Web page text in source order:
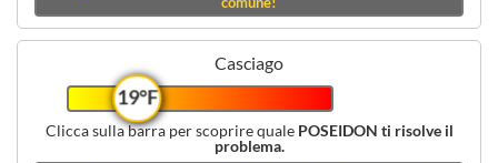
Casciago
19°F
Clicca sulla barra per scoprire quale POSEIDON ti risolve il
problema.